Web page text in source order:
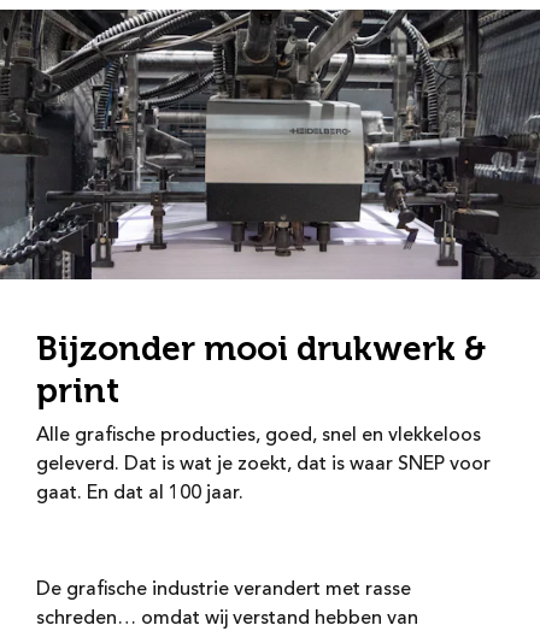
Bijzonder mooi drukwerk &
print
Alle grafische producties, goed, snel en vlekkeloos
geleverd. Dat is wat je zoekt, dat is waar SNEP voor
gaat. En dat al 100 jaar.
De grafische industrie verandert met rasse
schreden… omdat wij verstand hebben van